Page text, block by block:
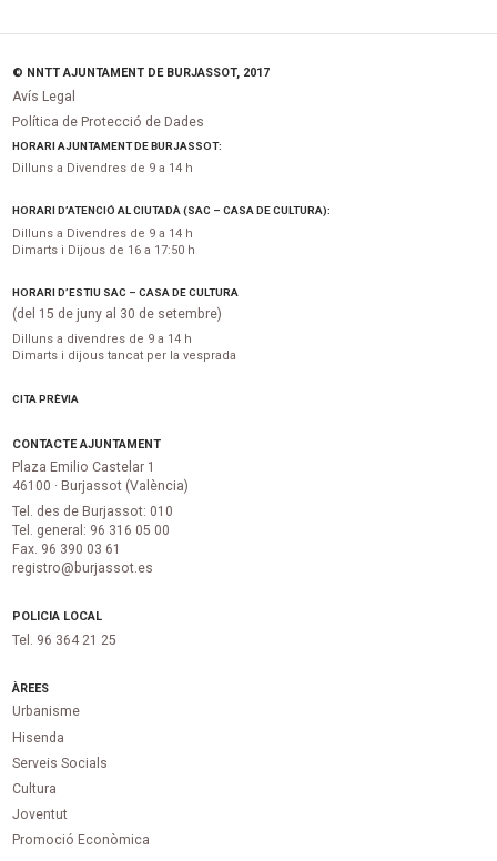
© NNTT AJUNTAMENT DE BURJASSOT, 2017
Avís Legal
Política de Protecció de Dades
HORARI AJUNTAMENT DE BURJASSOT:
Dilluns a Divendres de 9 a 14 h
HORARI D’ATENCIÓ AL CIUTADÀ (SAC – CASA DE CULTURA):
Dilluns a Divendres de 9 a 14 h
Dimarts i Dijous de 16 a 17:50 h
HORARI D’ESTIU SAC – CASA DE CULTURA
(del 15 de juny al 30 de setembre)
Dilluns a divendres de 9 a 14 h
Dimarts i dijous tancat per la vesprada
CITA PRÈVIA
CONTACTE AJUNTAMENT
Plaza Emilio Castelar 1
46100 · Burjassot (València)
Tel. des de Burjassot: 010
Tel. general: 96 316 05 00
Fax. 96 390 03 61
registro@burjassot.es
POLICIA LOCAL
Tel. 96 364 21 25
ÀREES
Urbanisme
Hisenda
Serveis Socials
Cultura
Joventut
Promoció Econòmica